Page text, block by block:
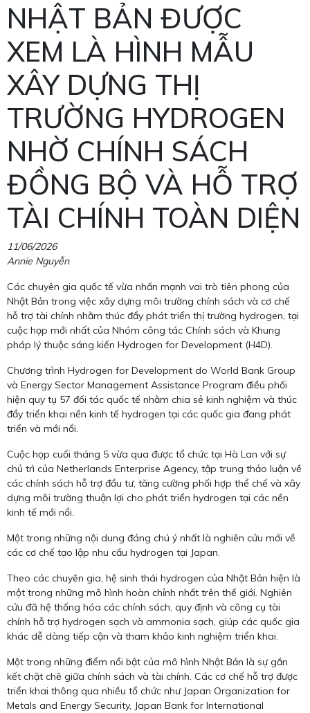
NHẬT BẢN ĐƯỢC
XEM LÀ HÌNH MẪU
XÂY DỰNG THỊ
TRƯỜNG HYDROGEN
NHỜ CHÍNH SÁCH
ĐỒNG BỘ VÀ HỖ TRỢ
TÀI CHÍNH TOÀN DIỆN
11/06/2026
Annie Nguyễn
Các chuyên gia quốc tế vừa nhấn mạnh vai trò tiên phong của
Nhật Bản trong việc xây dựng môi trường chính sách và cơ chế
hỗ trợ tài chính nhằm thúc đẩy phát triển thị trường hydrogen, tại
cuộc họp mới nhất của Nhóm công tác Chính sách và Khung
pháp lý thuộc sáng kiến Hydrogen for Development (H4D).
Chương trình Hydrogen for Development do World Bank Group
và Energy Sector Management Assistance Program điều phối
hiện quy tụ 57 đối tác quốc tế nhằm chia sẻ kinh nghiệm và thúc
đẩy triển khai nền kinh tế hydrogen tại các quốc gia đang phát
triển và mới nổi.
Cuộc họp cuối tháng 5 vừa qua được tổ chức tại Hà Lan với sự
chủ trì của Netherlands Enterprise Agency, tập trung thảo luận về
các chính sách hỗ trợ đầu tư, tăng cường phối hợp thể chế và xây
dựng môi trường thuận lợi cho phát triển hydrogen tại các nền
kinh tế mới nổi.
Một trong những nội dung đáng chú ý nhất là nghiên cứu mới về
các cơ chế tạo lập nhu cầu hydrogen tại Japan.
Theo các chuyên gia, hệ sinh thái hydrogen của Nhật Bản hiện là
một trong những mô hình hoàn chỉnh nhất trên thế giới. Nghiên
cứu đã hệ thống hóa các chính sách, quy định và công cụ tài
chính hỗ trợ hydrogen sạch và ammonia sạch, giúp các quốc gia
khác dễ dàng tiếp cận và tham khảo kinh nghiệm triển khai.
Một trong những điểm nổi bật của mô hình Nhật Bản là sự gắn
kết chặt chẽ giữa chính sách và tài chính. Các cơ chế hỗ trợ được
triển khai thông qua nhiều tổ chức như Japan Organization for
Metals and Energy Security, Japan Bank for International